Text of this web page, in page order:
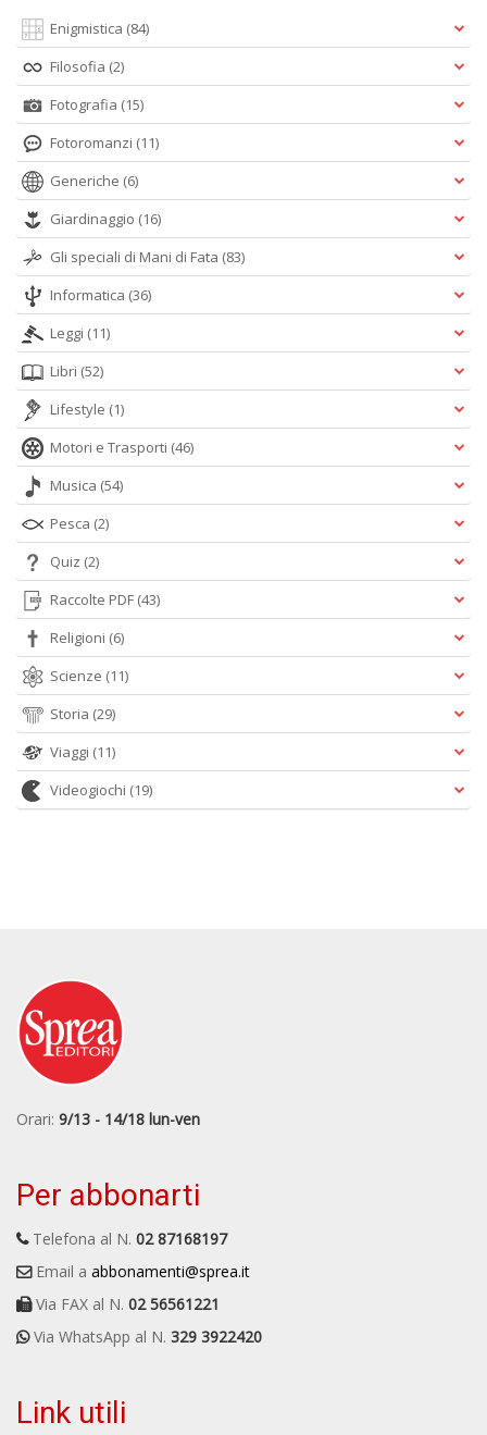
Enigmistica (84)
Filosofia (2)
Fotografia (15)
Fotoromanzi (11)
Generiche (6)
Giardinaggio (16)
Gli speciali di Mani di Fata (83)
Informatica (36)
Leggi (11)
Libri (52)
Lifestyle (1)
Motori e Trasporti (46)
Musica (54)
Pesca (2)
Quiz (2)
Raccolte PDF (43)
Religioni (6)
Scienze (11)
Storia (29)
Viaggi (11)
Videogiochi (19)
Orari: 9/13 - 14/18 lun-ven
Per abbonarti
Telefona al N. 02 87168197
Email a abbonamenti@sprea.it
Via FAX al N. 02 56561221
Via WhatsApp al N. 329 3922420
Link utili